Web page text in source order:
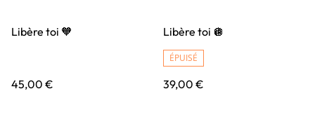
Libère toi 🧡
45,00 €
Libère toi 🪩
ÉPUISÉ
39,00 €